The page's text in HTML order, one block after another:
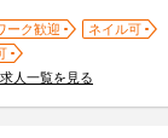
ーク歓迎
ネイル可
人一覧を見る